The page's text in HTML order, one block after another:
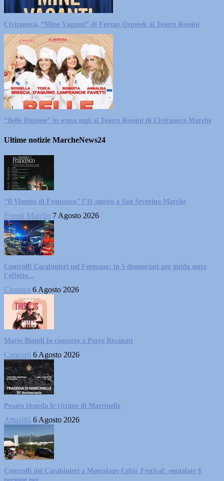
Civitanova, “Mine Vaganti” di Ferzan Ozpetek al Teatro Rossini
“Belle Ripiene” in scena oggi al Teatro Rossini di Civitanova Marche
Ultime notizie MarcheNews24
“Il Viaggio di Francesco” l’11 agosto a San Severino Marche
Eventi Marche 7 Agosto 2026
Controlli Carabinieri nel Fermano: in 5 denunciati per guida sotto
l’effetto...
Cronaca 6 Agosto 2026
Mario Biondi in concerto a Porto Recanati
Concerti 6 Agosto 2026
Pesaro ricorda le vittime di Marcinelle
Attualità 6 Agosto 2026
Controlli dei Carabinieri a Montelago Celtic Festival: segnalate 6